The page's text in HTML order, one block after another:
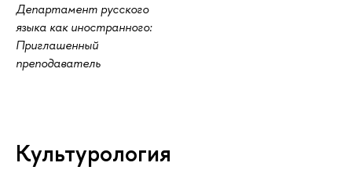
Департамент русского
языка как иностранного:
Приглашенный
преподаватель
Культурология